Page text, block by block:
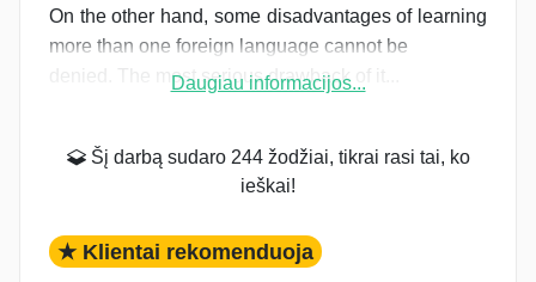
On the other hand, some disadvantages of learning
more than one foreign language cannot be
denied. The most serious drawback of it...
Daugiau informacijos...
Šį darbą sudaro 244 žodžiai, tikrai rasi tai, ko
ieškai!
★ Klientai rekomenduoja